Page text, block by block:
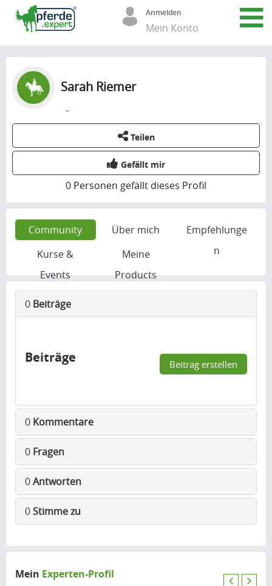
Anmelden
Mein Konto
Sarah Riemer
-
Teilen
Gefällt mir
0 Personen gefällt dieses Profil
Community Über mich
Empfehlunge
n
Kurse &
Events
Meine
Products
0 Beiträge
Beiträge Beitrag erstellen
0 Kommentare
0 Fragen
0Antworten
0Stimme zu
Mein Experten-Profil
P
N